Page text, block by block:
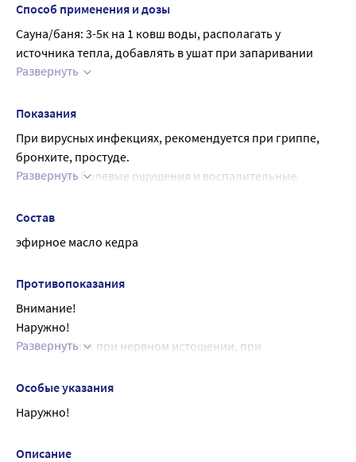
Способ применения и дозы
Сауна/баня: 3-5к на 1 ковш воды, располагать у
источника тепла, добавлять в ушат при запаривании
веника.
Массаж: 5 к. на 15 г транспортного масла.
основы.
Ванны: 4-7 к.
Развернуть
Показания
При вирусных инфекциях, рекомендуется при гриппе,
бронхите, простуде.
• Устраняет болевые ощущения и воспалительные
• Оказывает противовоспалительное действие на
ран, ожогов, кожных инфекций.
Развернуть
Состав
эфирное масло кедра
Противопоказания
Внимание!
Наружно!
Не применять при нервном истощении, при
индивидуальную переносимость.
Развернуть
Особые указания
Наружно!
Описание